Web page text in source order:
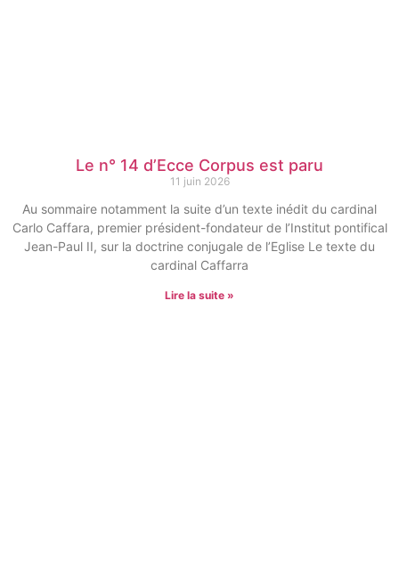
Le n° 14 d’Ecce Corpus est paru
11 juin 2026
Au sommaire notamment la suite d’un texte inédit du cardinal
Carlo Caffara, premier président-fondateur de l’Institut pontifical
Jean-Paul II, sur la doctrine conjugale de l’Eglise Le texte du
cardinal Caffarra
Lire la suite »